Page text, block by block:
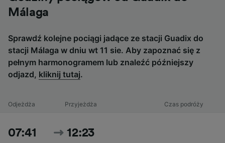
Málaga
Sprawdź kolejne pociągi jadące ze stacji Guadix do
stacji Málaga w dniu wt 11 sie. Aby zapoznać się z
pełnym harmonogramem lub znaleźć późniejszy
odjazd, kliknij tutaj.
Odjeżdża Przyjeżdża Czas podróży
07:41 12:23